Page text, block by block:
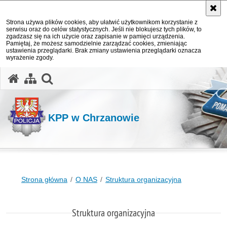
Strona używa plików cookies, aby ułatwić użytkownikom korzystanie z
serwisu oraz do celów statystycznych. Jeśli nie blokujesz tych plików, to
zgadzasz się na ich użycie oraz zapisanie w pamięci urządzenia.
Pamiętaj, że możesz samodzielnie zarządzać cookies, zmieniając
ustawienia przeglądarki. Brak zmiany ustawienia przeglądarki oznacza
wyrażenie zgody.
KPP w Chrzanowie
Strona główna O NAS Struktura organizacyjna
Struktura organizacyjna